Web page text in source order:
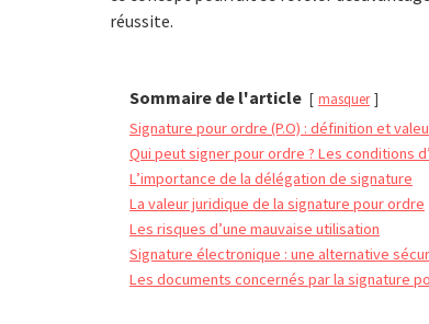
réussite.
Sommaire de l'article masquer
Signature pour ordre (P.O) : définition et
Qui peut signer pour ordre ? Les conditions
L’importance de la délégation de signature
La valeur juridique de la signature pour ordre
Les risques d’une mauvaise utilisation
Signature électronique : une alternative
Les documents concernés par la signature